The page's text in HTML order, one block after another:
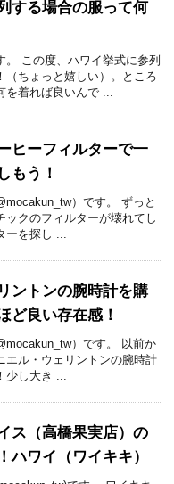
する場合の服って何
。 この度、ハワイ挙式に参列
（ちょっと嬉しい）。ところ
を着れば良いんで ...
ヒーフィルターで一
もう！
）です。 ずっと
ックのフィルターが壊れてし
ーを探し ...
ントンの腕時計を購
ど良い存在感！
）です。 以前か
エル・ウェリントンの腕時計
少し大き ...
ス（高橋果実店）の
ハワイ（ワイキキ）